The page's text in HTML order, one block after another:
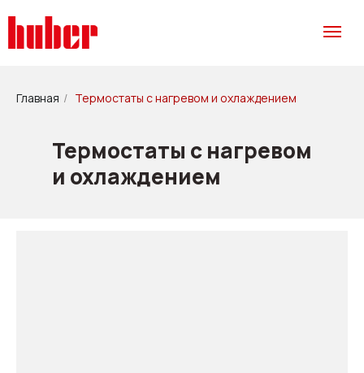
Главная / Термостаты с нагревом и охлаждением
Термостаты с нагревом
и охлаждением